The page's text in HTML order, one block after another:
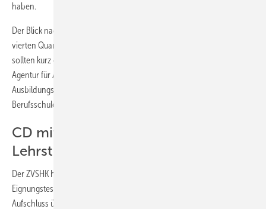
haben.
Der Blick nach vorne ist gefragt: Handwerksunternehmer, die im
vierten Quartal 2010 noch eine Lehrstelle zur Verfügung haben,
sollten kurz entschlossen diesen freien Platz publik machen bzw. die
Agentur für Arbeit in Kenntnis setzen. Nachmeldungen für das neue
Ausbildungsjahr lassen sich bis Ende Dezember 2010 bei den
Berufsschulen und Kammern einreichen.
CD mit Testfragen für ­
Lehrstellenbewerber
Der ZVSHK hat für Mitgliedsbetriebe der SHK-Organisation einen
Eignungstest für Lehrstellenbewerber zusammengestellt, der
Aufschluss über die Leistungen des Bewerbers in einzelnen Bereichen